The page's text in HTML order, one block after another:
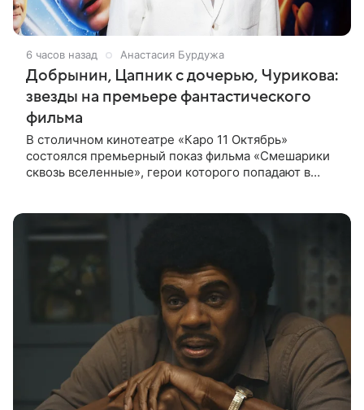
6 часов назад Анастасия Бурдужа
Добрынин, Цапник с дочерью, Чурикова:
звезды на премьере фантастического
фильма
В столичном кинотеатре «Каро 11 Октябрь»
состоялся премьерный показ фильма «Смешарики
сквозь вселенные», герои которого попадают в